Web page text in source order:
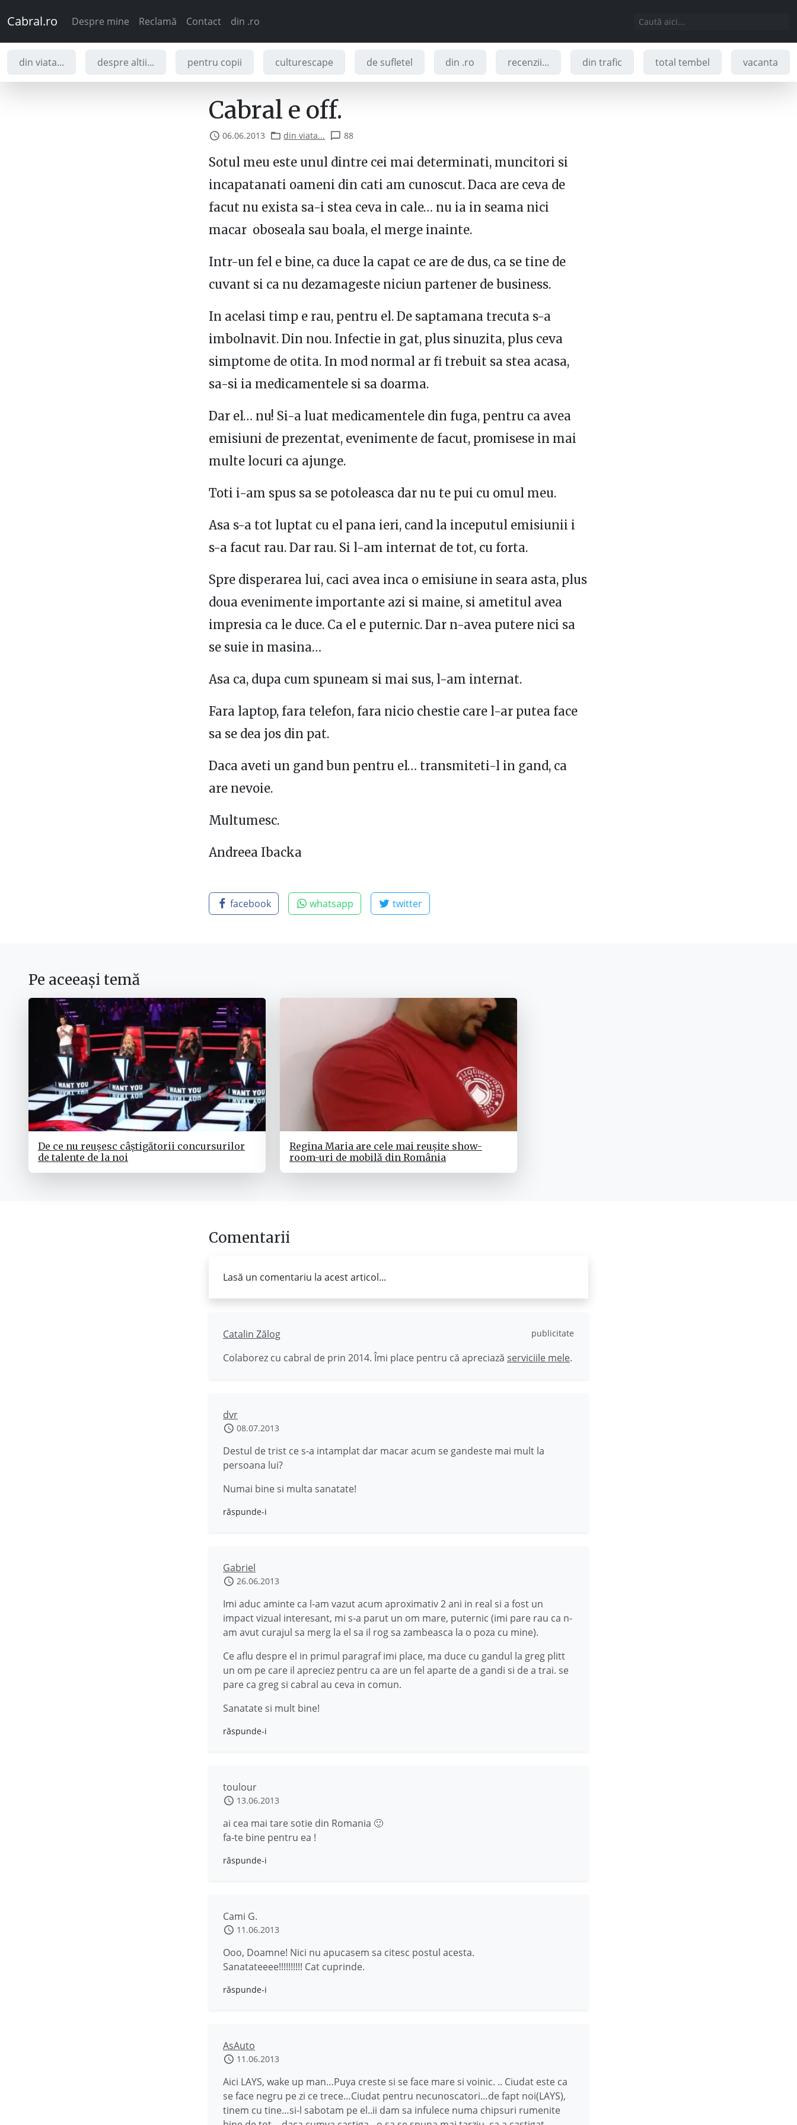
Cabral.ro Despre mine Reclamă Contact din .ro
din viata... despre altii... pentru copii culturescape de sufletel din .ro recenzii... din trafic total tembel vacanta
Cabral e off.
06.06.2013 din viata... 88
Sotul meu este unul dintre cei mai determinati, muncitori si
incapatanati oameni din cati am cunoscut. Daca are ceva de
facut nu exista sa-i stea ceva in cale… nu ia in seama nici
macar oboseala sau boala, el merge inainte.
Intr-un fel e bine, ca duce la capat ce are de dus, ca se tine de
cuvant si ca nu dezamageste niciun partener de business.
In acelasi timp e rau, pentru el. De saptamana trecuta s-a
imbolnavit. Din nou. Infectie in gat, plus sinuzita, plus ceva
simptome de otita. In mod normal ar fi trebuit sa stea acasa,
sa-si ia medicamentele si sa doarma.
Dar el… nu! Si-a luat medicamentele din fuga, pentru ca avea
emisiuni de prezentat, evenimente de facut, promisese in mai
multe locuri ca ajunge.
Toti i-am spus sa se potoleasca dar nu te pui cu omul meu.
Asa s-a tot luptat cu el pana ieri, cand la inceputul emisiunii i
s-a facut rau. Dar rau. Si l-am internat de tot, cu forta.
Spre disperarea lui, caci avea inca o emisiune in seara asta, plus
doua evenimente importante azi si maine, si ametitul avea
impresia ca le duce. Ca el e puternic. Dar n-avea putere nici sa
se suie in masina…
Asa ca, dupa cum spuneam si mai sus, l-am internat.
Fara laptop, fara telefon, fara nicio chestie care l-ar putea face
sa se dea jos din pat.
Daca aveti un gand bun pentru el… transmiteti-l in gand, ca
are nevoie.
Multumesc.
Andreea Ibacka
facebook whatsapp twitter
Pe aceeași temă
De ce nu reușesc câștigătorii concursurilor
de talente de la noi
Regina Maria are cele mai reușite show-
room-uri de mobilă din România
Comentarii
Lasă un comentariu la acest articol...
Catalin Zălog publicitate
Colaborez cu cabral de prin 2014. Îmi place pentru că apreciază serviciile mele.
dvr
08.07.2013
Destul de trist ce s-a intamplat dar macar acum se gandeste mai mult la
persoana lui?
Numai bine si multa sanatate!
răspunde-i
Gabriel
26.06.2013
Imi aduc aminte ca l-am vazut acum aproximativ 2 ani in real si a fost un
impact vizual interesant, mi s-a parut un om mare, puternic (imi pare rau ca n-
am avut curajul sa merg la el sa il rog sa zambeasca la o poza cu mine).
Ce aflu despre el in primul paragraf imi place, ma duce cu gandul la greg plitt
un om pe care il apreciez pentru ca are un fel aparte de a gandi si de a trai. se
pare ca greg si cabral au ceva in comun.
Sanatate si mult bine!
răspunde-i
toulour
13.06.2013
ai cea mai tare sotie din Romania 🙂
fa-te bine pentru ea !
răspunde-i
Cami G.
11.06.2013
Ooo, Doamne! Nici nu apucasem sa citesc postul acesta.
Sanatateeee!!!!!!!!!! Cat cuprinde.
răspunde-i
AsAuto
11.06.2013
Aici LAYS, wake up man…Puya creste si se face mare si voinic. .. Ciudat este ca
se face negru pe zi ce trece…Ciudat pentru necunoscatori…de fapt noi(LAYS),
tinem cu tine…si-l sabotam pe el..ii dam sa infulece numa chipsuri rumenite